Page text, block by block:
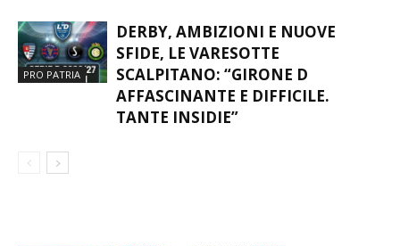
PRO PATRIA
DERBY, AMBIZIONI E NUOVE
SFIDE, LE VARESOTTE
SCALPITANO: “GIRONE D
AFFASCINANTE E DIFFICILE.
TANTE INSIDIE”